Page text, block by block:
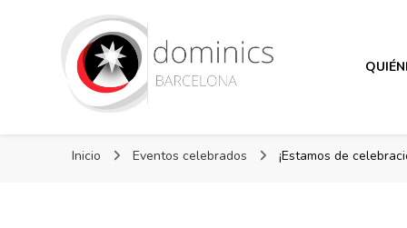
Dominicos Barcelona
Dominicos Barcelona
Inicio Eventos celebrados ¡Estamos de